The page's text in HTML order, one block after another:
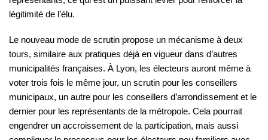
légitimité de l’élu.
Le nouveau mode de scrutin propose un mécanisme à deux
tours, similaire aux pratiques déjà en vigueur dans d’autres
municipalités françaises. À Lyon, les électeurs auront même à
voter trois fois le même jour, un scrutin pour les conseillers
municipaux, un autre pour les conseillers d’arrondissement et le
dernier pour les représentants de la métropole. Cela pourrait
engendrer un accroissement de la participation, mais aussi